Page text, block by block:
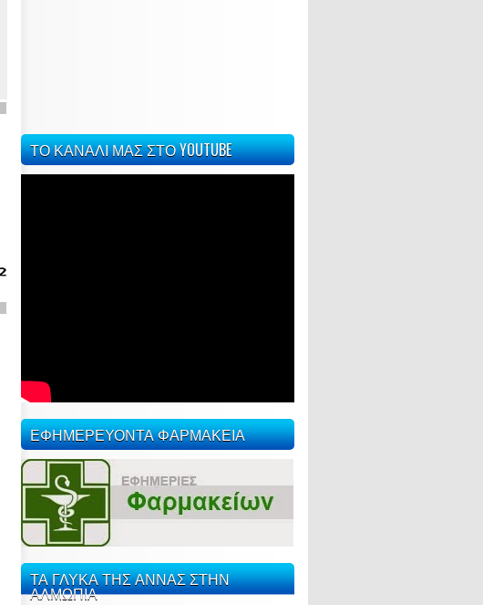
ΤΟ ΚΑΝΑΛΙ ΜΑΣ ΣΤΟ YOUTUBE
ΕΦΗΜΕΡΕΥΟΝΤΑ ΦΑΡΜΑΚΕΙΑ
ΤΑ ΓΛΥΚΑ ΤΗΣ ΑΝΝΑΣ ΣΤΗΝ
ΑΛΜΩΠΙΑ